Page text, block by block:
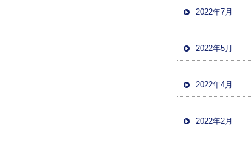
2022年7月
2022年5月
2022年4月
2022年2月